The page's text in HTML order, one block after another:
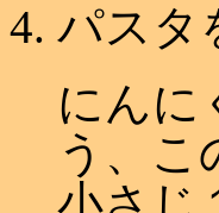
パスタ
にんに
う、こ